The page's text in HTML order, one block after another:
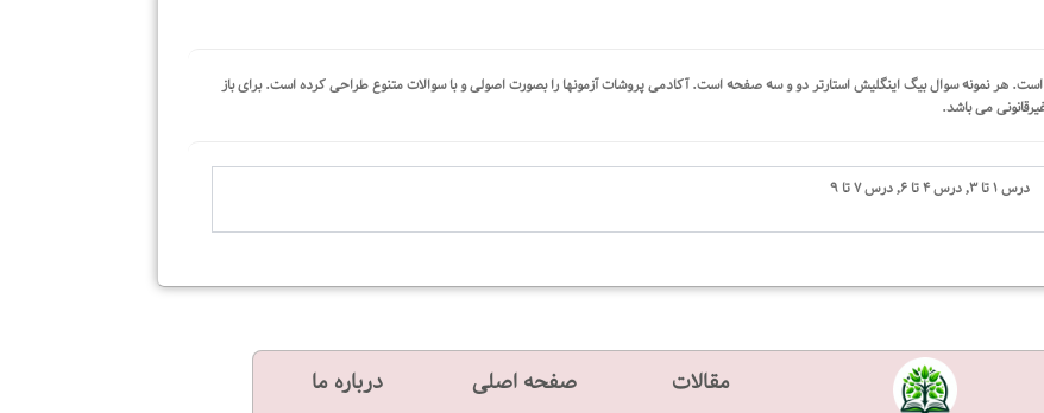
نمونه سوالات Big English Starter بصورت فایل قابل ویرایش word و pdf است. هر نمونه سوال بیگ اینگلیش استارتر دو و سه صفحه است. آکادمی پروشات آزمونها را بصورت اصولی و با سوالات متنوع طراحی کرده است. برای باز
درس ۱ تا ۳, درس ۴ تا ۶, درس ۷ تا ۹
مقالات صفحه اصلی درباره ما